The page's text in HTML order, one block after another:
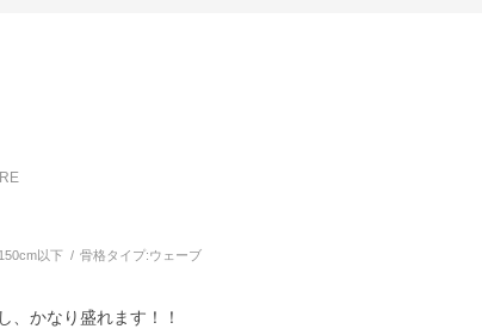
150cm以下 骨格タイプ:ウェーブ
、かなり盛れます！！